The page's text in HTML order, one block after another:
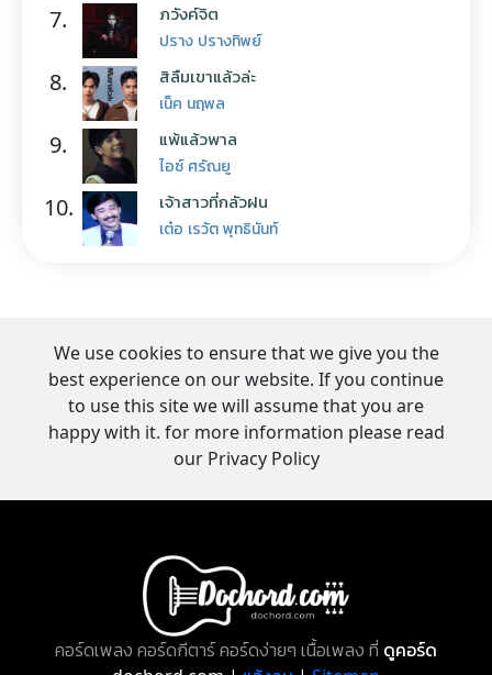
7. ภวังค์จิต
ปราง ปรางทิพย์
8. สิลืมเขาแล้วล่ะ
เน็ค นฤพล
9. แพ้แล้วพาล
ไอซ์ ศรัณยู
10. เจ้าสาวที่กลัวฝน
เต๋อ เรวัต พุทธินันท์
We use cookies to ensure that we give you the
best experience on our website. If you continue
to use this site we will assume that you are
happy with it. for more information please read
our Privacy Policy
คอร์ดเพลง คอร์ดกีตาร์ คอร์ดง่ายๆ เนื้อเพลง ที่ ดูคอร์ด